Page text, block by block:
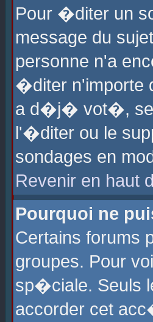
Pour �diter un
message du
personne n'a
�diter n'importe
a d�j� vot�,
l'�diter ou le
sondages en
Revenir en haut
Pourquoi ne
Certains forums
groupes. Pour
sp�ciale. Seuls
accorder cet